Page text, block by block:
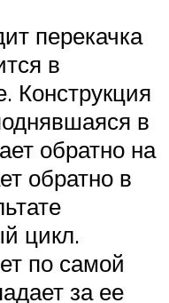
перекачка
в
Конструкция
в
обратно на
обратно в
цикл.
по самой
за ее